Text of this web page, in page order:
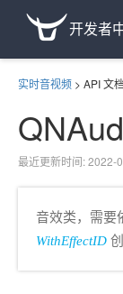
开发者
实时音视频 > API 文档
最近更新时间: 2022-
音效类，需要
WithEffectID